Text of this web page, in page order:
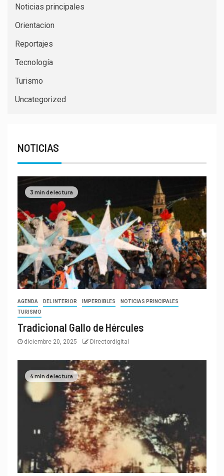
Noticias principales
Orientacion
Reportajes
Tecnología
Turismo
Uncategorized
NOTICIAS
3 min de lectura
AGENDA DEL INTERIOR IMPERDIBLES
NOTICIAS PRINCIPALES
TURISMO
Tradicional Gallo de Hércules
diciembre 20, 2025 Directordigital
4 min de lectura